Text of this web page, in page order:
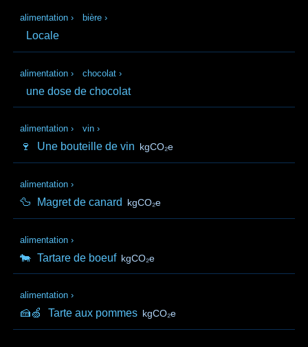
alimentation › bière ›
Locale
alimentation › chocolat ›
une dose de chocolat
alimentation › vin ›
🍷 Une bouteille de vin kgCO₂e
alimentation ›
🦆 Magret de canard kgCO₂e
alimentation ›
🐄 Tartare de boeuf kgCO₂e
alimentation ›
🍰🍏 Tarte aux pommes kgCO₂e